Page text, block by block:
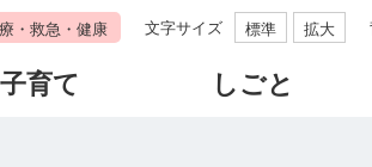
・救急・健康 文字サイズ 標準 拡大
子育て しごと